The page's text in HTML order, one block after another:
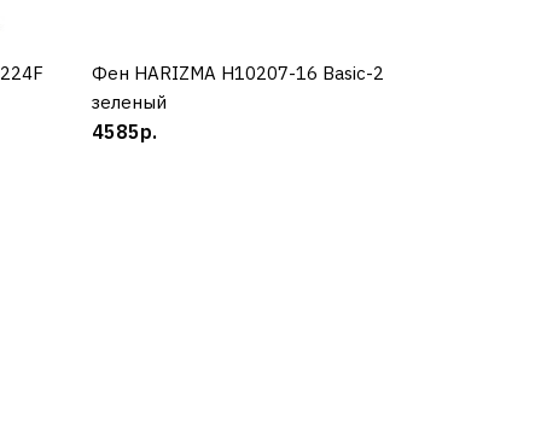
КУПИТЬ
Фен HARIZMA H10207-16 Basic-2
зеленый
4585р.